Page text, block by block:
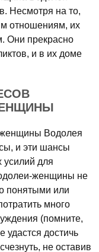
Несмотря на то,
отношениям, их
Они прекрасно
и в их доме
Водолея
и эти шансы
усилий для
женщины не
понятыми или
много
(помните,
удастся достичь
не оставив